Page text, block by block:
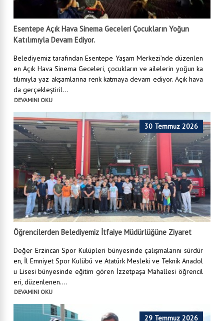
Esentepe Açık Hava Sinema Geceleri Çocukların Yoğun
Katılımıyla Devam Ediyor.
Belediyemiz tarafından Esentepe Yaşam Merkezi’nde düzenlen
en Açık Hava Sinema Geceleri, çocukların ve ailelerin yoğun ka
tılımıyla yaz akşamlarına renk katmaya devam ediyor. Açık hava
da gerçekleştiril...
DEVAMINI OKU
30 Temmuz 2026
Öğrencilerden Belediyemiz İtfaiye Müdürlüğüne Ziyaret
Değer Erzincan Spor Kulüpleri bünyesinde çalışmalarını sürdür
en, İl Emniyet Spor Kulübü ve Atatürk Mesleki ve Teknik Anadol
u Lisesi bünyesinde eğitim gören İzzetpaşa Mahallesi öğrencil
eri, düzenlenen....
DEVAMINI OKU
29 Temmuz 2026